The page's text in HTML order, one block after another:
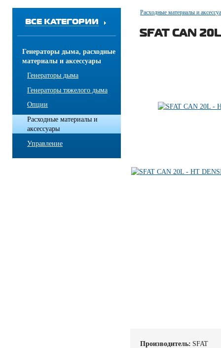
ВСЕ КАТЕГОРИИ
Генераторы дыма, расходные
материалы и аксессуары
Генераторы дыма
Генераторы тяжелого дыма
Опции
Расходные материалы и
аксессуары
Управление
Расходные материалы и
SFAT CAN
Производитель: SFAT